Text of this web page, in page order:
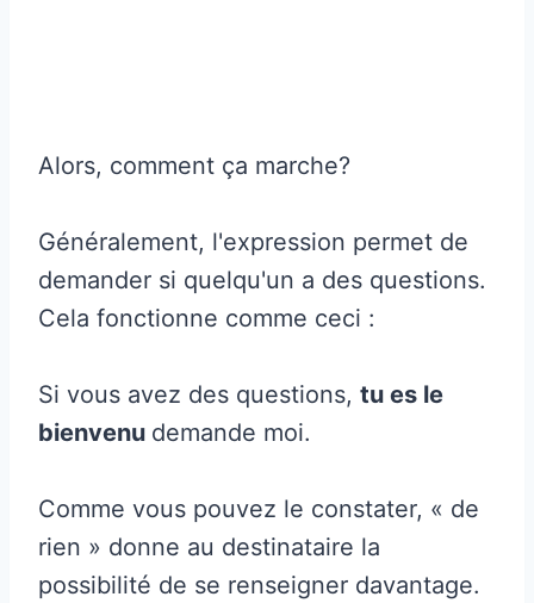
Alors, comment ça marche?
Généralement, l'expression permet de
demander si quelqu'un a des questions.
Cela fonctionne comme ceci :
Si vous avez des questions, tu es le
bienvenu demande moi.
Comme vous pouvez le constater, « de
rien » donne au destinataire la
possibilité de se renseigner davantage.